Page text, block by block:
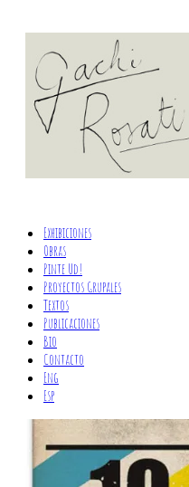
Exhibiciones
Obras
Pinte Ud!
Proyectos Grupales
Textos
Publicaciones
Bio
Contacto
Eng
Esp